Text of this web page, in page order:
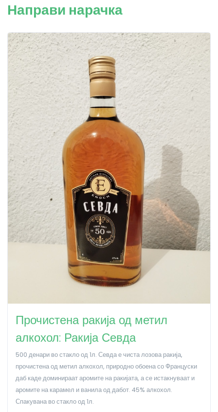
Направи нарачка
Прочистена ракија од метил
алкохол: Ракија Севда
500 денари во стакло од 1л. Севда е чиста лозова ракија,
прочистена од метил алкохол, природно обоена со Француски
даб каде доминираат аромите на ракијата, а се истакнуваат и
аромите на карамел и ванила од дабот. 45% алкохол.
Спакувана во стакло од 1л.